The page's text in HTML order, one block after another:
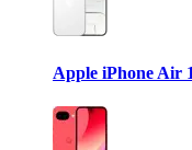
Apple iPhone Air